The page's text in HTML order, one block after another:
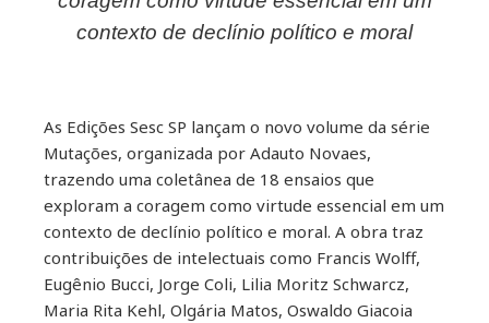
contexto de declínio político e moral
As Edições Sesc SP lançam o novo volume da série
Mutações, organizada por Adauto Novaes,
trazendo uma coletânea de 18 ensaios que
exploram a coragem como virtude essencial em um
contexto de declínio político e moral. A obra traz
contribuições de intelectuais como Francis Wolff,
Eugênio Bucci, Jorge Coli, Lilia Moritz Schwarcz,
Maria Rita Kehl, Olgária Matos, Oswaldo Giacoia